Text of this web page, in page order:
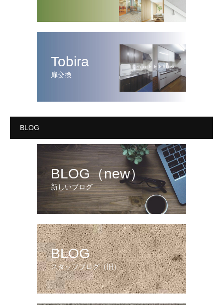
Tobira
扉交換
BLOG
BLOG（new）
新しいブログ
BLOG
スタッフブログ（旧）